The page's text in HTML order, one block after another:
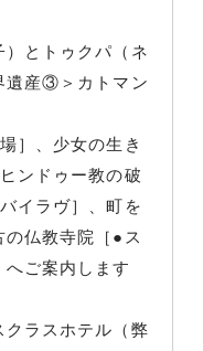
）とトゥクパ（ネ
遺産③＞カトマン
］、少女の生き
ンドゥー教の破
イラヴ］、町を
の仏教寺院［●ス
ご案内します
クラスホテル（弊